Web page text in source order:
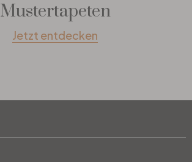
Mustertapeten
Jetzt entdecken